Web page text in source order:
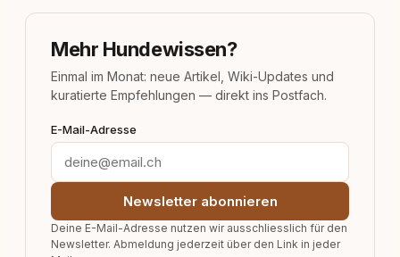
Mehr Hundewissen?
Einmal im Monat: neue Artikel, Wiki-Updates und
kuratierte Empfehlungen — direkt ins Postfach.
E-Mail-Adresse
Newsletter abonnieren
Deine E-Mail-Adresse nutzen wir ausschliesslich für den
Newsletter. Abmeldung jederzeit über den Link in jeder